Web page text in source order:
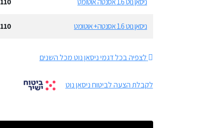
ניסאן נוט 1.6 אסנטה+ אוטומט 110
לצפיה בכל דגמי ניסאן נוט מכל השנים
לקבלת הצעה לביטוח ניסאן נוט